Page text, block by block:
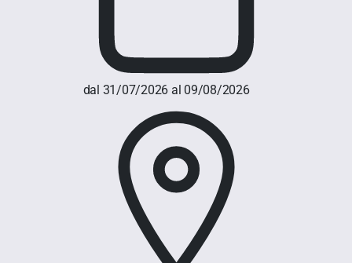
dal 31/07/2026 al 09/08/2026